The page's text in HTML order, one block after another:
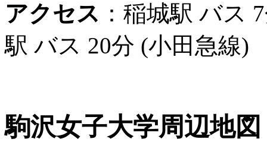
アクセス ：稲城駅 バス
駅 バス 20分 (小田急線)
駒沢女子大学周辺地図